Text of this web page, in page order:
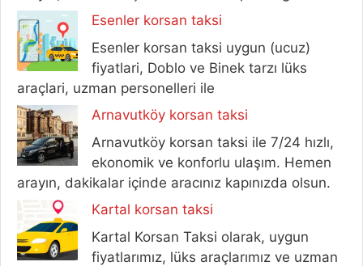
Esenler korsan taksi
Esenler korsan taksi uygun (ucuz)
fiyatlari, Doblo ve Binek tarzı lüks
araçlari, uzman personelleri ile
Arnavutköy korsan taksi
Arnavutköy korsan taksi ile 7/24 hızlı,
ekonomik ve konforlu ulaşım. Hemen
arayın, dakikalar içinde aracınız kapınızda olsun.
Kartal korsan taksi
Kartal Korsan Taksi olarak, uygun
fiyatlarımız, lüks araçlarımız ve uzman